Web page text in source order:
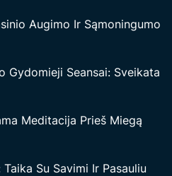
Augimo Ir Sąmoningumo
Gydomieji Seansai: Sveikata
Meditacija Prieš Miegą
Su Savimi Ir Pasauliu